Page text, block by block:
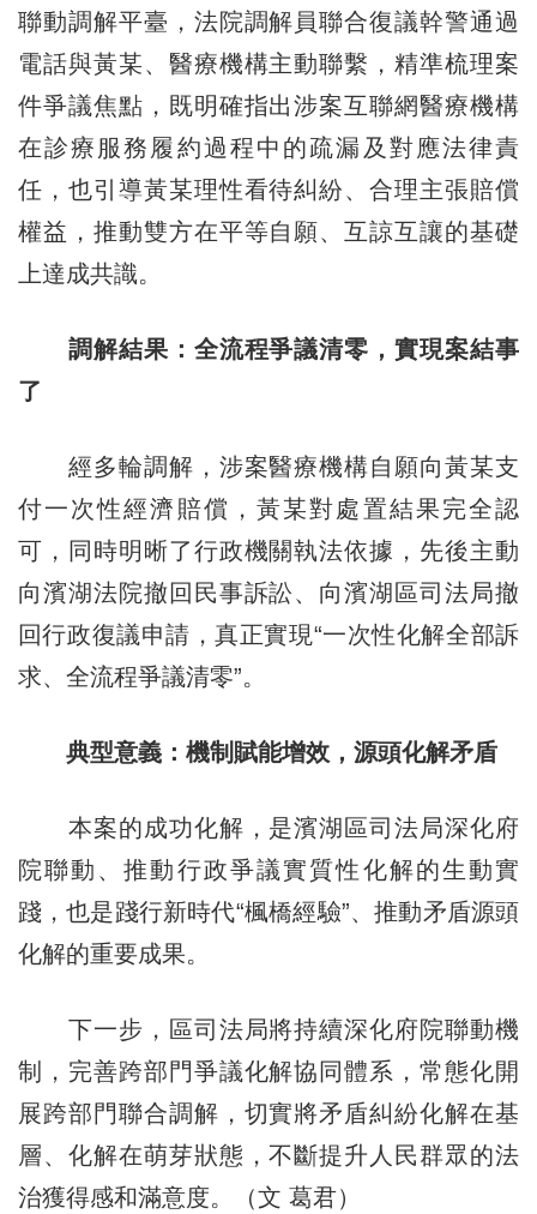
聯動調解平臺，法院調解員聯合復議幹警通過
電話與黃某、醫療機構主動聯繫，精準梳理案
件爭議焦點，既明確指出涉案互聯網醫療機構
在診療服務履約過程中的疏漏及對應法律責
任，也引導黃某理性看待糾紛、合理主張賠償
權益，推動雙方在平等自願、互諒互讓的基礎
上達成共識。
調解結果：全流程爭議清零，實現案結事
了
經多輪調解，涉案醫療機構自願向黃某支
付一次性經濟賠償，黃某對處置結果完全認
可，同時明晰了行政機關執法依據，先後主動
向濱湖法院撤回民事訴訟、向濱湖區司法局撤
回行政復議申請，真正實現“一次性化解全部訴
求、全流程爭議清零”。
典型意義：機制賦能增效，源頭化解矛盾
本案的成功化解，是濱湖區司法局深化府
院聯動、推動行政爭議實質性化解的生動實
踐，也是踐行新時代“楓橋經驗”、推動矛盾源頭
化解的重要成果。
下一步，區司法局將持續深化府院聯動機
制，完善跨部門爭議化解協同體系，常態化開
展跨部門聯合調解，切實將矛盾糾紛化解在基
層、化解在萌芽狀態，不斷提升人民群眾的法
治獲得感和滿意度。（文 葛君）